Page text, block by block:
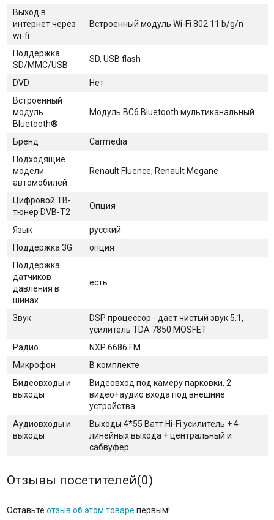
Выход в
интернет через
wi-fi
Встроенный модуль Wi-Fi 802.11 b/g/n
Поддержка
SD/MMC/USB
SD, USB flash
DVD
Нет
Встроенный
модуль
Bluetooth®
Модуль BC6 Bluetooth мультиканальный
Бренд
Carmedia
Подходящие
модели
автомобилей
Renault Fluence, Renault Megane
Цифровой ТВ-
тюнер DVB-T2
Опция
Язык
русский
Поддержка 3G
опция
Поддержка
датчиков
давления в
шинах
есть
Звук
DSP процессор - дает чистый звук 5.1,
усилитель TDA 7850 MOSFET
Радио
NXP 6686 FM
Микрофон
В комплекте
Видеовходы и
выходы
Видеовход под камеру парковки, 2
видео+аудио входа под внешние
устройства
Аудиовходы и
выходы
Выходы 4*55 Ватт Hi-Fi усилитель + 4
линейных выхода + центральный и
сабвуфер.
Отзывы посетителей(0)
Оставьте отзыв об этом товаре первым!